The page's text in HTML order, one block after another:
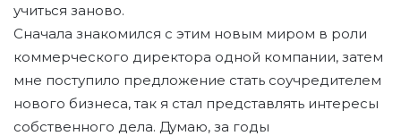
учиться заново.
Сначала знакомился с этим новым миром в роли
коммерческого директора одной компании, затем
мне поступило предложение стать соучредителем
нового бизнеса, так я стал представлять интересы
собственного дела. Думаю, за годы